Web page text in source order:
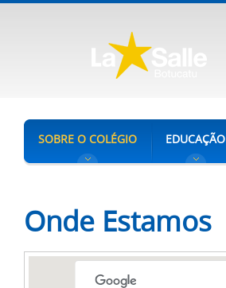
SOBRE O COLÉGIO EDUCAÇÃO
Onde Estamos